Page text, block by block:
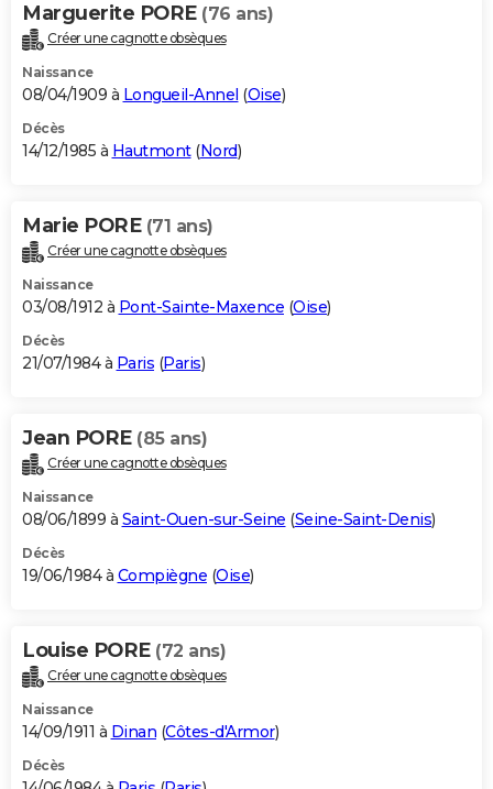
Marguerite PORE (76 ans)
Créer une cagnotte obsèques
Naissance
08/04/1909 à Longueil-Annel (Oise)
Décès
14/12/1985 à Hautmont(Nord)
Marie PORE (71 ans)
Créer une cagnotte obsèques
Naissance
03/08/1912 à Pont-Sainte-Maxence (Oise)
Décès
21/07/1984 à Paris (Paris)
Jean PORE (85 ans)
Créer une cagnotte obsèques
Naissance
08/06/1899 à Saint-Ouen-sur-Seine (Seine-Saint-Denis)
Décès
19/06/1984 à Compiègne (Oise)
Louise PORE (72 ans)
Créer une cagnotte obsèques
Naissance
14/09/1911 à Dinan (Côtes-d'Armor)
Décès